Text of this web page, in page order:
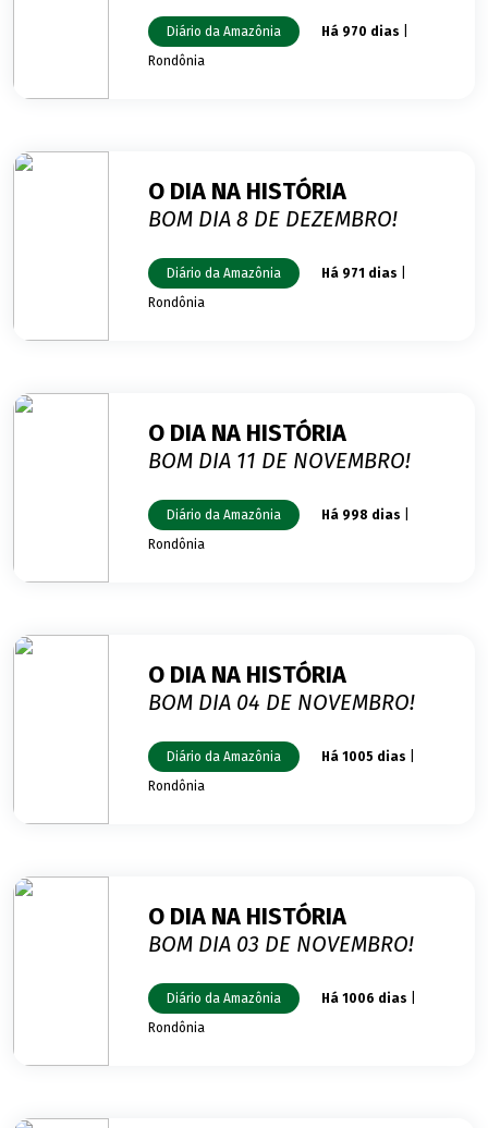
Diário da Amazônia Há 970 dias
Rondônia
O DIA NA HISTÓRIA
BOM DIA 8 DE DEZEMBRO!
Diário da Amazônia Há 971 dias
Rondônia
O DIA NA HISTÓRIA
BOM DIA 11 DE NOVEMBRO!
Diário da Amazônia Há 998 dias
Rondônia
O DIA NA HISTÓRIA
BOM DIA 04 DE NOVEMBRO!
Diário da Amazônia Há 1005 dias
Rondônia
O DIA NA HISTÓRIA
BOM DIA 03 DE NOVEMBRO!
Diário da Amazônia Há 1006 dias
Rondônia